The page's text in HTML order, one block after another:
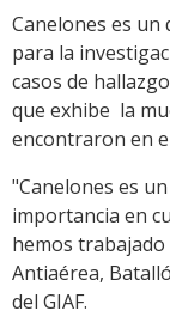
Canelones es
para la
casos de
que exhibe la
encontraron en
"Canelones es
importancia en
hemos trabajado
Antiaérea,
del GIAF.